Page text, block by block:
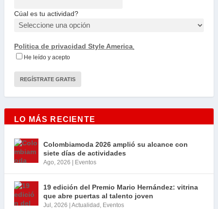
Cúal es tu actividad?
Politica de privacidad Style America.
He leído y acepto
LO MÁS RECIENTE
Colombiamoda 2026 amplió su alcance con
siete días de actividades
Ago, 2026 Eventos
19 edición del Premio Mario Hernández: vitrina
que abre puertas al talento joven
Jul, 2026 Actualidad , Eventos